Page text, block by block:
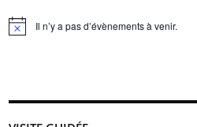
Notice Il n’y a pas d’évènements à venir.